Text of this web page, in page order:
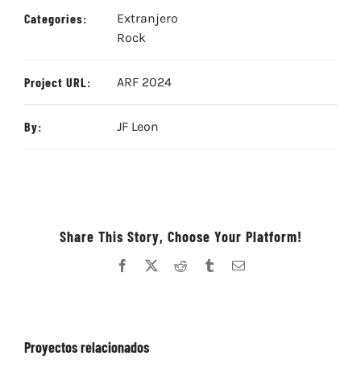
Categories:
Extranjero
Rock
Project URL: ARF 2024
By: JF Leon
Share This Story, Choose Your Platform!
Facebook Reddit TumblrCorreo
Proyectos relacionados